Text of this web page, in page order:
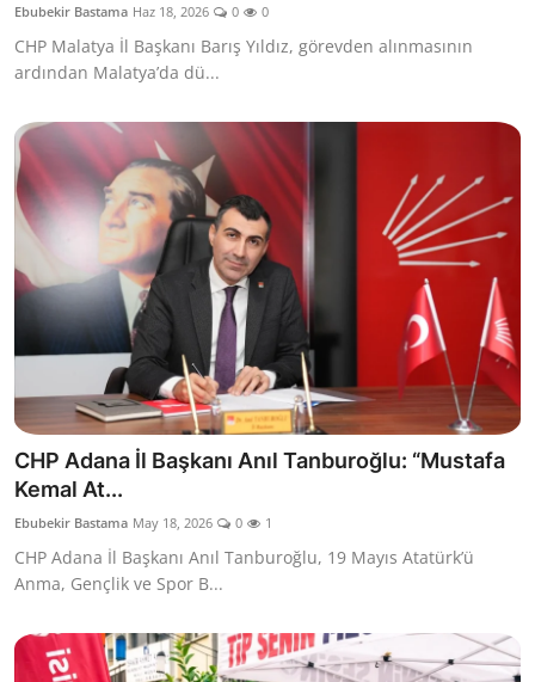
Kamu Kurumları ve Üst Kurullar
Ebubekir Bastama Haz 18, 2026 0 0
CHP Malatya İl Başkanı Barış Yıldız, görevden alınmasının
ardından Malatya’da dü...
CHP Adana İl Başkanı Anıl Tanburoğlu: “Mustafa
Kemal At...
Ebubekir Bastama May 18, 2026 0 1
CHP Adana İl Başkanı Anıl Tanburoğlu, 19 Mayıs Atatürk’ü
Anma, Gençlik ve Spor B...